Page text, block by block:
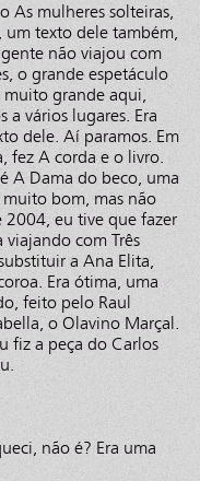
As mulheres solteiras,
um texto dele também,
não viajou com
o grande espetáculo
muito grande aqui,
a vários lugares. Era
dele. Aí paramos. Em
fez A corda e o livro.
A Dama do beco, uma
bom, mas não
2004, eu tive que fazer
viajando com Três
a Ana Elita,
Era ótima, uma
feito pelo Raul
o Olavino Marçal.
fiz a peça do Carlos
não é? Era uma